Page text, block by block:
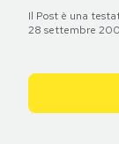
Il Post è una
28 settembre